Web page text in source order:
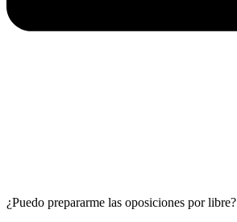
¿Puedo prepararme las oposiciones por libre?